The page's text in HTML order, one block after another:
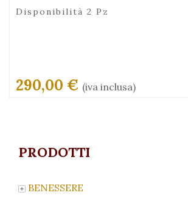
Disponibilità 2 Pz
290,00 € (iva inclusa)
PRODOTTI
BENESSERE